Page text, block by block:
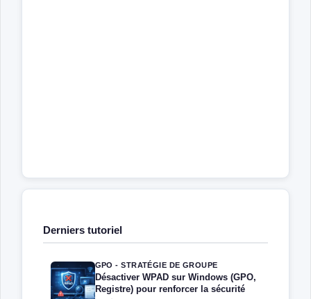
Derniers tutoriel
GPO - STRATÉGIE DE GROUPE
Désactiver WPAD sur Windows (GPO,
Registre) pour renforcer la sécurité